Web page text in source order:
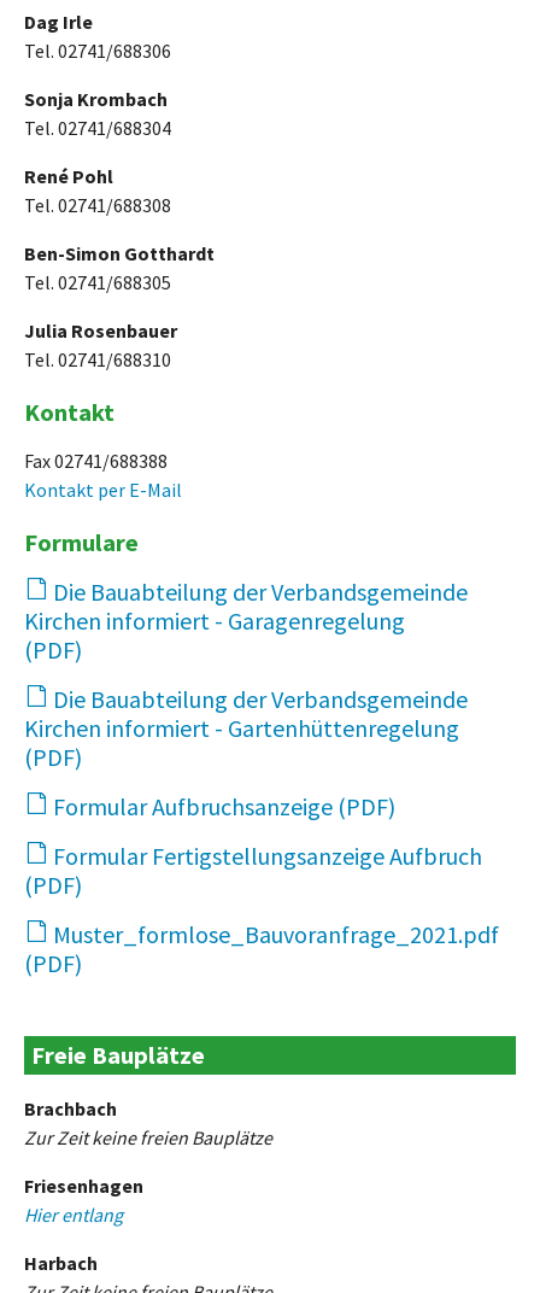
Dag Irle
Tel. 02741/688306
Sonja Krombach
Tel. 02741/688304
René Pohl
Tel. 02741/688308
Ben-Simon Gotthardt
Tel. 02741/688305
Julia Rosenbauer
Tel. 02741/688310
Kontakt
Fax 02741/688388
Kontakt per E-Mail
Formulare
Die Bauabteilung der Verbandsgemeinde
Kirchen informiert - Garagenregelung
Die Bauabteilung der Verbandsgemeinde
Kirchen informiert - Gartenhüttenregelung
Formular Aufbruchsanzeige
Formular Fertigstellungsanzeige Aufbruch
Muster_formlose_Bauvoranfrage_2021.pdf
Freie Bauplätze
Brachbach
Zur Zeit keine freien Bauplätze
Friesenhagen
Hier entlang
Harbach